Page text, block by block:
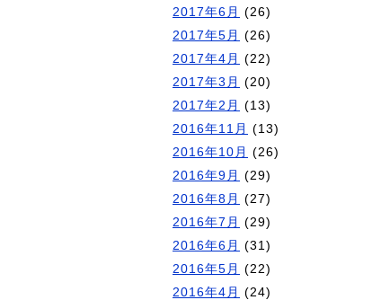
2017年6月
(26)
2017年5月
(26)
2017年4月
(22)
2017年3月
(20)
2017年2月
(13)
2016年11月
(13)
2016年10月
(26)
2016年9月
(29)
2016年8月
(27)
2016年7月
(29)
2016年6月
(31)
2016年5月
(22)
2016年4月
(24)